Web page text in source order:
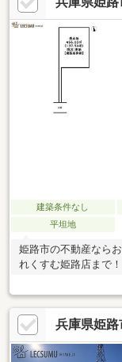
建築条件なし
平坦地
姫路市の不動産なら
れくすむ姫路店まで！
兵庫県姫路